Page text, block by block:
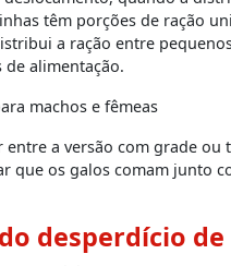
têm porções de ração
a ração entre
alimentação.
machos e fêmeas
entre a versão com grade ou
que os galos comam junto
desperdício